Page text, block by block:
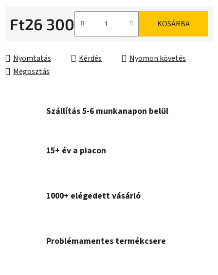
Ft26 300 KOSÁRBA
Nyomtatás Kérdés
Nyomon követés
Megosztás
Szállítás 5-6 munkanapon belül
15+ év a piacon
1000+ elégedett vásárló
Problémamentes termékcsere